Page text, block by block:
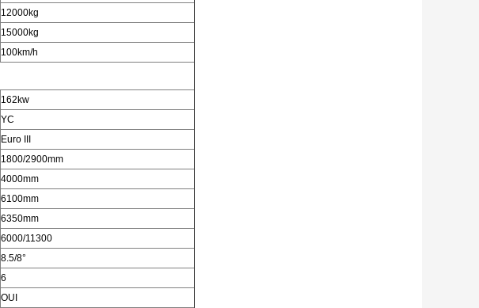
12000kg
15000kg
100km/h
162kw
YC
Euro III
1800/2900mm
4000mm
6100mm
6350mm
6000/11300
8.5/8°
6
OUI